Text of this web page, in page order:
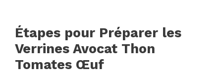
Étapes pour Préparer les
Verrines Avocat Thon
Tomates Œuf